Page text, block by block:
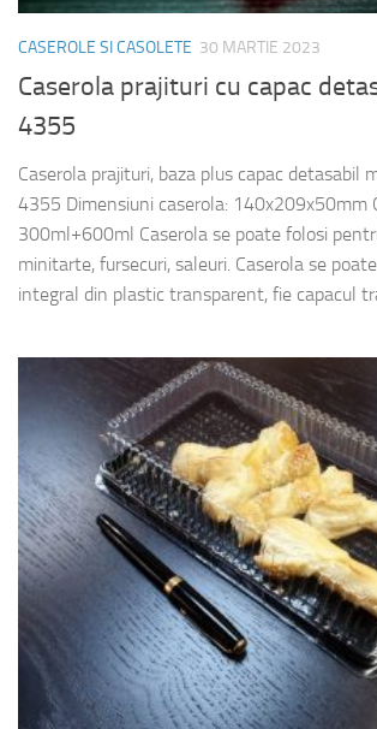
CASEROLE SI CASOLETE 30 MARTIE 2023
Caserola prajituri cu capac
4355
Caserola prajituri, baza plus capac detasabil
4355 Dimensiuni caserola: 140x209x50mm
300ml+600ml Caserola se poate folosi
minitarte, fursecuri, saleuri. Caserola se
integral din plastic transparent, fie capacul